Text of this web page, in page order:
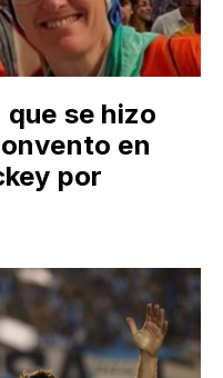
se hizo
en
por